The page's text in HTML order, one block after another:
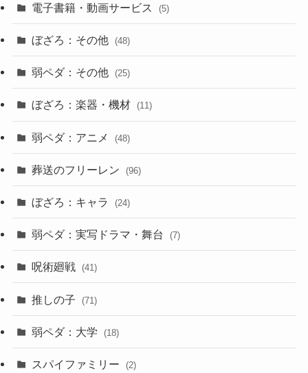
電子書籍・動画サービス (5)
ぼざろ：その他 (48)
弱ペダ：その他 (25)
ぼざろ：楽器・機材 (11)
弱ペダ：アニメ (48)
葬送のフリーレン (96)
ぼざろ：キャラ (24)
弱ペダ：実写ドラマ・舞台 (7)
呪術廻戦 (41)
推しの子 (71)
弱ペダ：大学 (18)
スパイファミリー (2)